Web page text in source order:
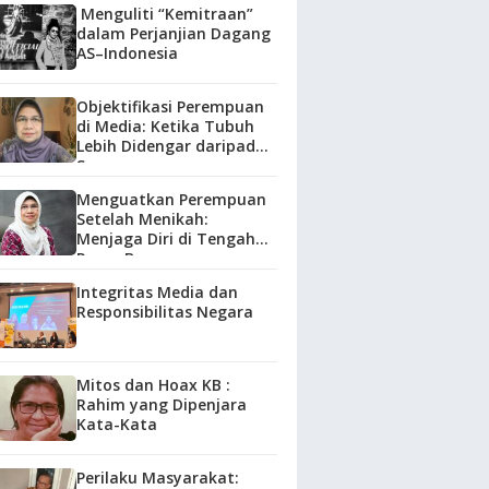
Menguliti “Kemitraan”
dalam Perjanjian Dagang
AS–Indonesia
Objektifikasi Perempuan
di Media: Ketika Tubuh
Lebih Didengar daripada
Suara
Menguatkan Perempuan
Setelah Menikah:
Menjaga Diri di Tengah
Peran Baru
Integritas Media dan
Responsibilitas Negara
Mitos dan Hoax KB :
Rahim yang Dipenjara
Kata-Kata
Perilaku Masyarakat: